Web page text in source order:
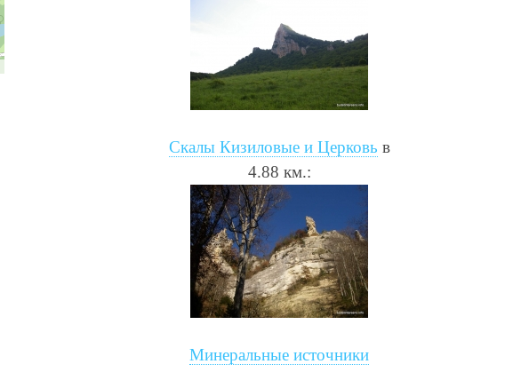
Скалы Кизиловые и Церковь в
4.88 км.:
Минеральные источники